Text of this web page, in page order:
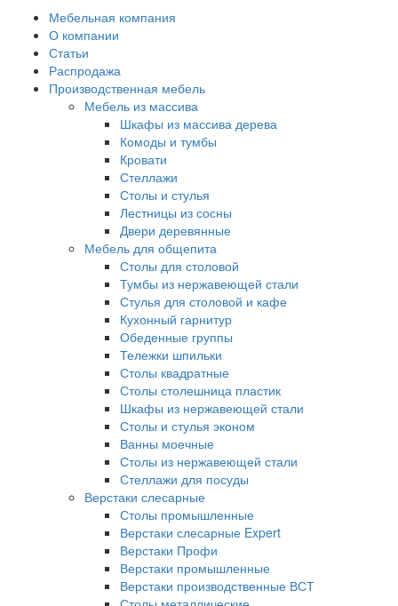
Мебельная компания
О компании
Статьи
Распродажа
Производственная мебель
Мебель из массива
Шкафы из массива дерева
Комоды и тумбы
Кровати
Стеллажи
Столы и стулья
Лестницы из сосны
Двери деревянные
Мебель для общепита
Столы для столовой
Тумбы из нержавеющей стали
Стулья для столовой и кафе
Кухонный гарнитур
Обеденные группы
Тележки шпильки
Столы квадратные
Столы столешница пластик
Шкафы из нержавеющей стали
Столы и стулья эконом
Ванны моечные
Столы из нержавеющей стали
Стеллажи для посуды
Верстаки слесарные
Столы промышленные
Верстаки слесарные Expert
Верстаки Профи
Верстаки промышленные
Верстаки производственные ВСТ